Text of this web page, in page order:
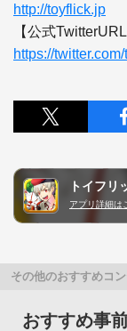
http://toyflick.jp
https://
トイフリ
アプリ詳細は
その他のおすすめコ
おすすめ事